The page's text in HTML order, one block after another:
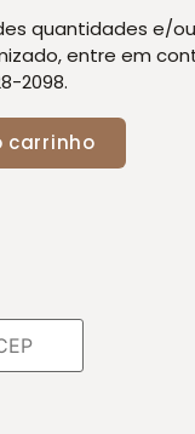
quantidades e/
entre em
2098.
carrinho